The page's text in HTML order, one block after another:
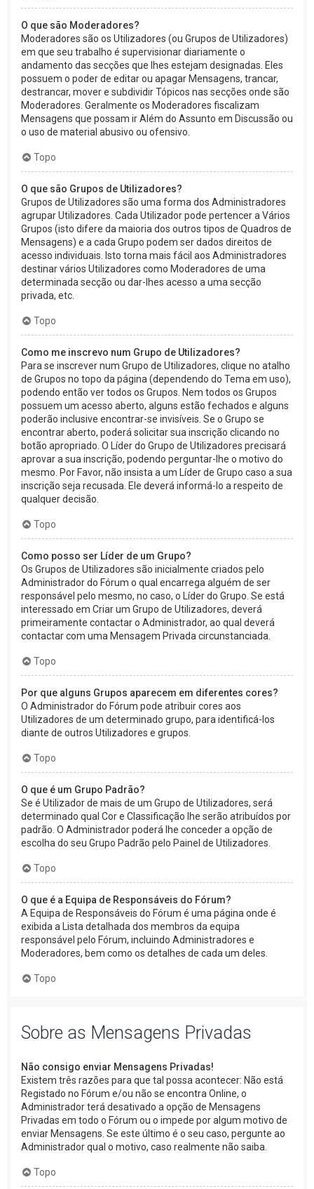
O que são Moderadores?
Moderadores são os Utilizadores (ou Grupos de Utilizadores)
em que seu trabalho é supervisionar diariamente o
andamento das secções que lhes estejam designadas. Eles
possuem o poder de editar ou apagar Mensagens, trancar,
destrancar, mover e subdividir Tópicos nas secções onde são
Moderadores. Geralmente os Moderadores fiscalizam
Mensagens que possam ir Além do Assunto em Discussão ou
o uso de material abusivo ou ofensivo.
Topo
O que são Grupos de Utilizadores?
Grupos de Utilizadores são uma forma dos Administradores
agrupar Utilizadores. Cada Utilizador pode pertencer a Vários
Grupos (isto difere da maioria dos outros tipos de Quadros de
Mensagens) e a cada Grupo podem ser dados direitos de
acesso individuais. Isto torna mais fácil aos Administradores
destinar vários Utilizadores como Moderadores de uma
determinada secção ou dar-lhes acesso a uma secção
privada, etc.
Topo
Como me inscrevo num Grupo de Utilizadores?
Para se inscrever num Grupo de Utilizadores, clique no atalho
de Grupos no topo da página (dependendo do Tema em uso),
podendo então ver todos os Grupos. Nem todos os Grupos
possuem um acesso aberto, alguns estão fechados e alguns
poderão inclusive encontrar-se invisíveis. Se o Grupo se
encontrar aberto, poderá solicitar sua inscrição clicando no
botão apropriado. O Líder do Grupo de Utilizadores precisará
aprovar a sua inscrição, podendo perguntar-lhe o motivo do
mesmo. Por Favor, não insista a um Líder de Grupo caso a sua
inscrição seja recusada. Ele deverá informá-lo a respeito de
qualquer decisão.
Topo
Como posso ser Líder de um Grupo?
Os Grupos de Utilizadores são inicialmente criados pelo
Administrador do Fórum o qual encarrega alguém de ser
responsável pelo mesmo, no caso, o Líder do Grupo. Se está
interessado em Criar um Grupo de Utilizadores, deverá
primeiramente contactar o Administrador, ao qual deverá
contactar com uma Mensagem Privada circunstanciada.
Topo
Por que alguns Grupos aparecem em diferentes cores?
O Administrador do Fórum pode atribuir cores aos
Utilizadores de um determinado grupo, para identificá-los
diante de outros Utilizadores e grupos.
Topo
O que é um Grupo Padrão?
Se é Utilizador de mais de um Grupo de Utilizadores, será
determinado qual Cor e Classificação lhe serão atribuídos por
padrão. O Administrador poderá lhe conceder a opção de
escolha do seu Grupo Padrão pelo Painel de Utilizadores.
Topo
O que é a Equipa de Responsáveis do Fórum?
A Equipa de Responsáveis do Fórum é uma página onde é
exibida a Lista detalhada dos membros da equipa
responsável pelo Fórum, incluindo Administradores e
Moderadores, bem como os detalhes de cada um deles.
Topo
Sobre as Mensagens Privadas
Não consigo enviar Mensagens Privadas!
Existem três razões para que tal possa acontecer: Não está
Registado no Fórum e/ou não se encontra Online, o
Administrador terá desativado a opção de Mensagens
Privadas em todo o Fórum ou o impede por algum motivo de
enviar Mensagens. Se este último é o seu caso, pergunte ao
Administrador qual o motivo, caso realmente não saiba.
Topo